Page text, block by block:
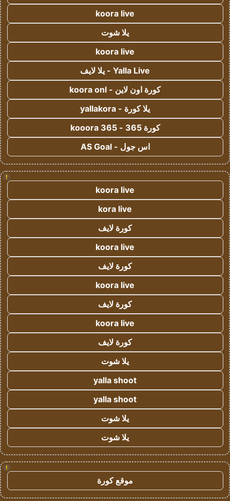
koora live
يلا شوت
koora live
Yalla Live - يلا لايف
كورة اون لاين - koora onl
يلا كورة - yallakora
كورة 365 - kooora 365
اس جول - AS Goal
!
koora live
kora live
كورة لايف
koora live
كورة لايف
koora live
كورة لايف
koora live
كورة لايف
يلا شوت
yalla shoot
yalla shoot
يلا شوت
يلا شوت
!
موقع كورة